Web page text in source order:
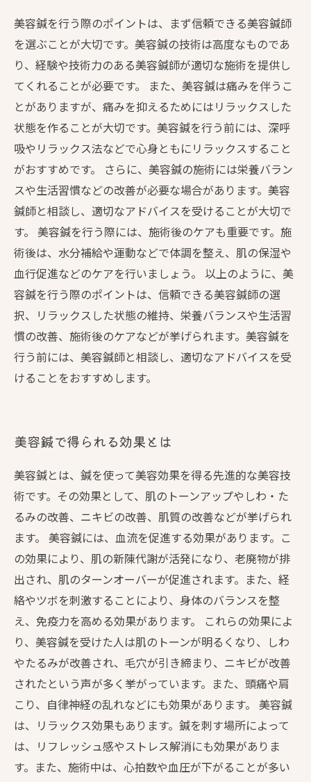
美容鍼を行う際のポイントは、まず信頼できる美容鍼師
を選ぶことが大切です。美容鍼の技術は高度なものであ
り、経験や技術力のある美容鍼師が適切な施術を提供し
てくれることが必要です。 また、美容鍼は痛みを伴うこ
とがありますが、痛みを抑えるためにはリラックスした
状態を作ることが大切です。美容鍼を行う前には、深呼
吸やリラックス法などで心身ともにリラックスすること
がおすすめです。 さらに、美容鍼の施術には栄養バラン
スや生活習慣などの改善が必要な場合があります。美容
鍼師と相談し、適切なアドバイスを受けることが大切で
す。 美容鍼を行う際には、施術後のケアも重要です。施
術後は、水分補給や運動などで体調を整え、肌の保湿や
血行促進などのケアを行いましょう。 以上のように、美
容鍼を行う際のポイントは、信頼できる美容鍼師の選
択、リラックスした状態の維持、栄養バランスや生活習
慣の改善、施術後のケアなどが挙げられます。美容鍼を
行う前には、美容鍼師と相談し、適切なアドバイスを受
けることをおすすめします。
美容鍼で得られる効果とは
美容鍼とは、鍼を使って美容効果を得る先進的な美容技
術です。その効果として、肌のトーンアップやしわ・た
るみの改善、ニキビの改善、肌質の改善などが挙げられ
ます。 美容鍼には、血流を促進する効果があります。こ
の効果により、肌の新陳代謝が活発になり、老廃物が排
出され、肌のターンオーバーが促進されます。また、経
絡やツボを刺激することにより、身体のバランスを整
え、免疫力を高める効果があります。 これらの効果によ
り、美容鍼を受けた人は肌のトーンが明るくなり、しわ
やたるみが改善され、毛穴が引き締まり、ニキビが改善
されたという声が多く挙がっています。また、頭痛や肩
こり、自律神経の乱れなどにも効果があります。 美容鍼
は、リラックス効果もあります。鍼を刺す場所によって
は、リフレッシュ感やストレス解消にも効果がありま
す。また、施術中は、心拍数や血圧が下がることが多い